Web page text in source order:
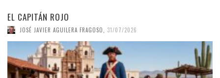
EL CAPITÁN ROJO
JOSÉ JAVIER AGUILERA FRAGOSO 31/07/2026